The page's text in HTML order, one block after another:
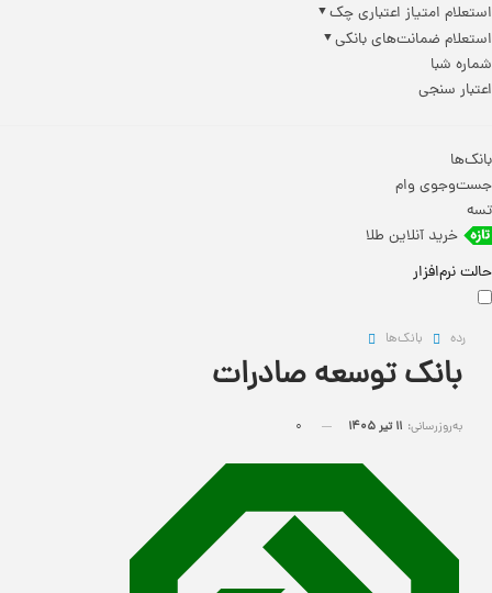
استعلام امتیاز اعتباری چک
استعلام ضمانت‌های بانکی
شماره شبا
اعتبار سنجی
بانک‌ها
جست‌وجوی وام
تسه
خرید آنلاین طلا
حالت نرم‌افزار
رده بانک‌ها
بانک توسعه صادرات
به‌روزرسانی: 11 تیر 1405